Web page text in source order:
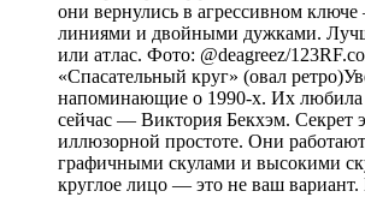
они вернулись в агрессивном
линиями и двойными дужками.
или атлас. Фото: @deagreez/
«Спасательный круг» (овал
напоминающие о 1990-х. Их любила
сейчас — Виктория Бекхэм. Секрет
иллюзорной простоте. Они
графичными скулами и высокими
круглое лицо — это не ваш